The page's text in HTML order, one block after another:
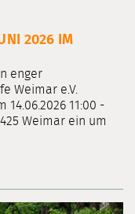
2026 IM
enger
Weimar e.V.
14.06.2026 11:00 -
Weimar ein um